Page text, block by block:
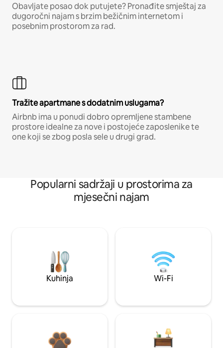
Obavljate posao dok putujete? Pronađite smještaj za
dugoročni najam s brzim bežičnim internetom i
posebnim prostorom za rad.
Tražite apartmane s dodatnim uslugama?
Airbnb ima u ponudi dobro opremljene stambene
prostore idealne za nove i postojeće zaposlenike te
one koji se zbog posla sele u drugi grad.
Popularni sadržaji u prostorima za
mjesečni najam
Kuhinja Wi-Fi